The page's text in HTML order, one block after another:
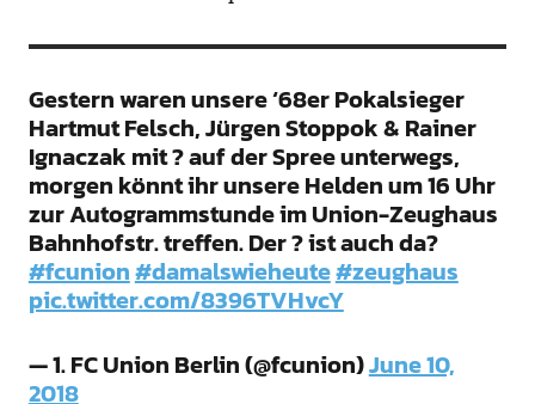
Gestern waren unsere ‘68er Pokalsieger
Hartmut Felsch, Jürgen Stoppok & Rainer
Ignaczak mit ? auf der Spree unterwegs,
morgen könnt ihr unsere Helden um 16 Uhr
zur Autogrammstunde im Union-Zeughaus
Bahnhofstr. treffen. Der ? ist auch da?
#fcunion#damalswieheute#zeughaus
pic.twitter.com/8396TVHvcY
— 1. FC Union Berlin (@fcunion)June 10,
2018